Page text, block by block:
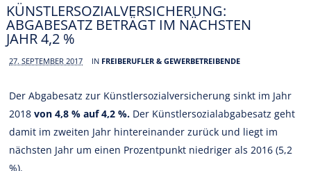
KÜNSTLERSOZIALVERSICHERUNG:
ABGABESATZ BETRÄGT IM NÄCHSTEN
JAHR 4,2 %
27. SEPTEMBER 2017 IN FREIBERUFLER & GEWERBETREIBENDE
Der Abgabesatz zur Künstlersozialversicherung sinkt im Jahr
2018von 4,8 % auf 4,2 %. Der Künstlersozialabgabesatz geht
damit im zweiten Jahr hintereinander zurück und liegt im
nächsten Jahr um einen Prozentpunkt niedriger als 2016 (5,2
%).